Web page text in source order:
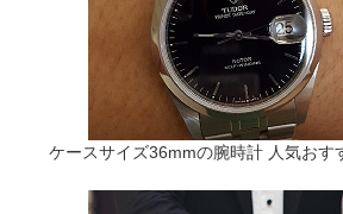
ケースサイズ36mmの腕時計 人気おす